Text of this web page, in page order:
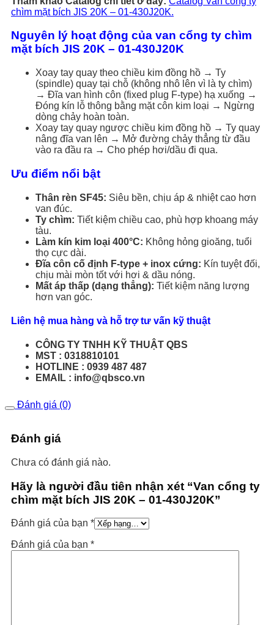
chìm mặt bích JIS 20K – 01-430J20K.
Nguyên lý hoạt động của van cổng ty chìm
mặt bích JIS 20K – 01-430J20K
Xoay tay quay theo chiều kim đồng hồ → Ty
(spindle) quay tại chỗ (không nhô lên vì là ty chìm)
→ Đĩa van hình côn (fixed plug F-type) hạ xuống →
Đóng kín lỗ thông bằng mặt côn kim loại → Ngừng
dòng chảy hoàn toàn.
Xoay tay quay ngược chiều kim đồng hồ → Ty quay
nâng đĩa van lên → Mở đường chảy thẳng từ đầu
vào ra đầu ra → Cho phép hơi/dầu đi qua.
Ưu điểm nổi bật
Thân rèn SF45: Siêu bền, chịu áp & nhiệt cao hơn
van đúc.
Ty chìm: Tiết kiệm chiều cao, phù hợp khoang máy
tàu.
Làm kín kim loại 400°C: Không hỏng gioăng, tuổi
thọ cực dài.
Đĩa côn cố định F-type + inox cứng: Kín tuyệt đối,
chịu mài mòn tốt với hơi & dầu nóng.
Mất áp thấp (dạng thẳng): Tiết kiệm năng lượng
hơn van góc.
Liên hệ mua hàng và hỗ trợ tư vấn kỹ thuật
CÔNG TY TNHH KỸ THUẬT QBS
MST : 0318810101
HOTLINE : 0939 487 487
EMAIL : info@qbsco.vn
Đánh giá (0)
Đánh giá
Chưa có đánh giá nào.
Hãy là người đầu tiên nhận xét “Van cổng ty
chìm mặt bích JIS 20K – 01-430J20K”
Đánh giá của bạn *
Đánh giá của bạn *